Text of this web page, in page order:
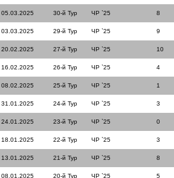
05.03.2025 30-й Тур ЧР `25 8
03.03.2025 29-й Тур ЧР `25 9
20.02.2025 27-й Тур ЧР `25 10
16.02.2025 26-й Тур ЧР `25 4
08.02.2025 25-й Тур ЧР `25 1
31.01.2025 24-й Тур ЧР `25 3
24.01.2025 23-й Тур ЧР `25 0
18.01.2025 22-й Тур ЧР `25 3
13.01.2025 21-й Тур ЧР `25 8
08.01.2025 20-й Тур ЧР `25 5